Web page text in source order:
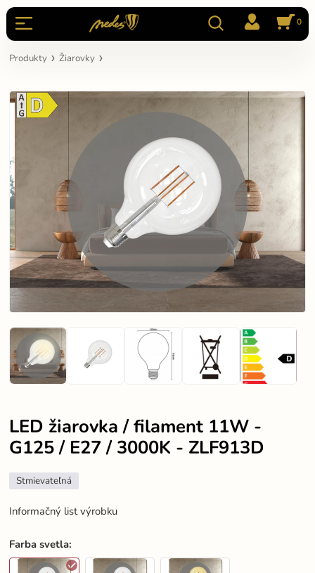
0
Produkty Žiarovky
LED žiarovka / filament 11W -
G125 / E27 / 3000K - ZLF913D
Stmievateľná
Informačný list výrobku
Farba svetla: